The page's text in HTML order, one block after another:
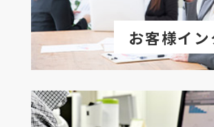
お客様イ